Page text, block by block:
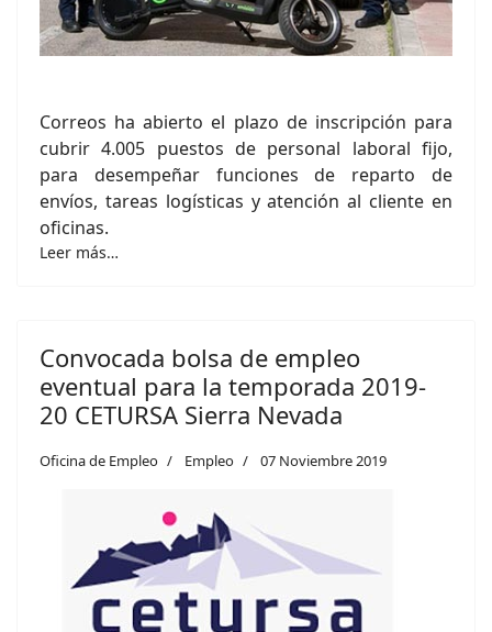
Correos ha abierto el plazo de inscripción para
cubrir 4.005 puestos de personal laboral fijo,
para desempeñar funciones de reparto de
envíos, tareas logísticas y atención al cliente en
oficinas.
Leer más…
Convocada bolsa de empleo
eventual para la temporada 2019-
20 CETURSA Sierra Nevada
Oficina de Empleo Empleo 07 Noviembre 2019